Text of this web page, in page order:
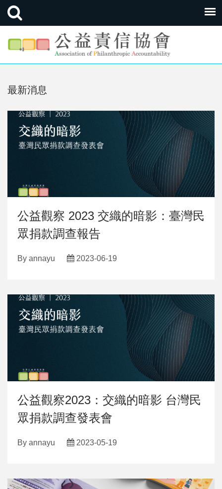
最新消息
公益觀察 2023 交織的暗影：臺灣民
眾捐款調查報告
By annayu 2023-06-19
公益觀察2023：交織的暗影 台灣民
眾捐款調查發表會
By annayu 2023-05-19